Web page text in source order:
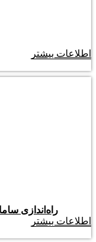
اطلاعات بیشتر
راه‌اندازی
اطلاعات بیشتر